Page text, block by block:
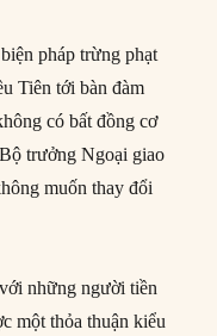
pháp trừng phạt
Tiên tới bàn đàm
có bất đồng cơ
trưởng Ngoại giao
muốn thay đổi
những người tiền
một thỏa thuận kiểu